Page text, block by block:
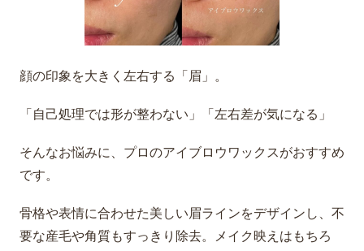
顔の印象を大きく左右する「眉」。
「自己処理では形が整わない」「左右差が気になる」
そんなお悩みに、プロのアイブロウワックスがおすすめ
です。
骨格や表情に合わせた美しい眉ラインをデザインし、不
要な産毛や角質もすっきり除去。メイク映えはもちろ